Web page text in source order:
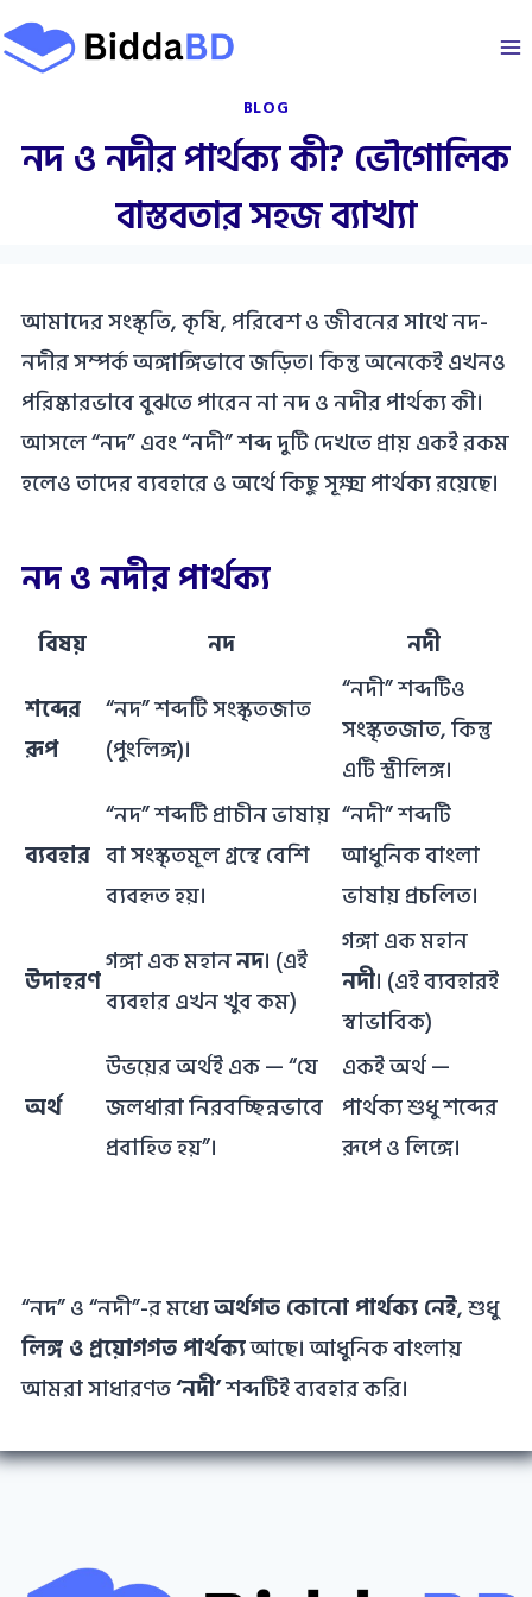
Skip
to
BLOG
নদ ও নদীর পার্থক্য কী? ভৌগোলিক
বাস্তবতার সহজ ব্যাখ্যা
আমাদের সংস্কৃতি, কৃষি, পরিবেশ ও জীবনের সাথে নদ-
নদীর সম্পর্ক অঙ্গাঙ্গিভাবে জড়িত। কিন্তু অনেকেই এখনও
পরিষ্কারভাবে বুঝতে পারেন না নদ ও নদীর পার্থক্য কী।
আসলে “নদ” এবং “নদী” শব্দ দুটি দেখতে প্রায় একই রকম
হলেও তাদের ব্যবহারে ও অর্থে কিছু সূক্ষ্ম পার্থক্য রয়েছে।
নদ ও নদীর পার্থক্য
বিষয় নদ
নদী
শব্দের
রূপ
“নদ” শব্দটি সংস্কৃতজাত
(পুংলিঙ্গ)।
“নদী” শব্দটিও
সংস্কৃতজাত, কিন্তু
এটি স্ত্রীলিঙ্গ।
ব্যবহার
“নদ” শব্দটি প্রাচীন ভাষায়
বা সংস্কৃতমূল গ্রন্থে বেশি
ব্যবহৃত হয়।
“নদী” শব্দটি
আধুনিক বাংলা
ভাষায় প্রচলিত।
উদাহরণ
গঙ্গা এক মহাননদ। (এই
ব্যবহার এখন খুব কম)
গঙ্গা এক মহান
নদী। (এই ব্যবহারই
স্বাভাবিক)
অর্থ
উভয়ের অর্থই এক — “যে
জলধারা নিরবচ্ছিন্নভাবে
প্রবাহিত হয়”।
একই অর্থ —
পার্থক্য শুধু শব্দের
রূপে ও লিঙ্গে।
“নদ” ও “নদী”-র মধ্যেঅর্থগত কোনো পার্থক্য নেই, শুধু
লিঙ্গ ও প্রয়োগগত পার্থক্যআছে। আধুনিক বাংলায়
আমরা সাধারণত‘নদী’শব্দটিই ব্যবহার করি।